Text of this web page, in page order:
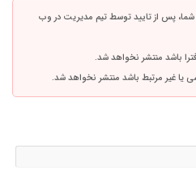
پس از تایید توسط تیم مدیریت در وب
باشد منتشر نخواهد شد.
یا غیر مرتبط باشد منتشر نخواهد شد.